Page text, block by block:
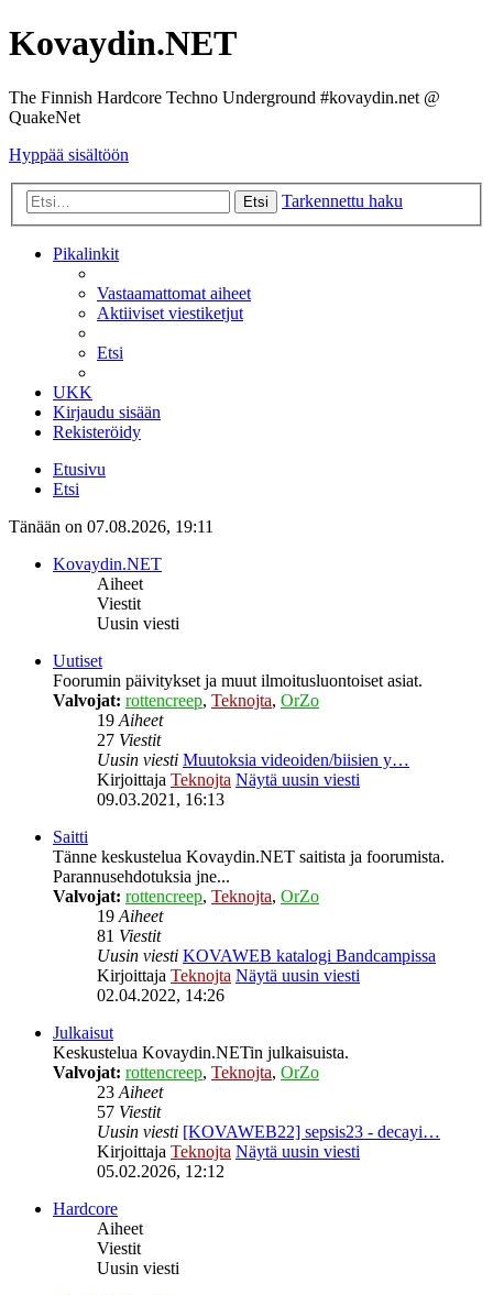
Kovaydin.NET
The Finnish Hardcore Techno Underground #kovaydin.net @
QuakeNet
Hyppää sisältöön
Etsi Tarkennettu haku
Pikalinkit
Vastaamattomat aiheet
Aktiiviset viestiketjut
Etsi
UKK
Kirjaudu sisään
Rekisteröidy
Etusivu
Etsi
Tänään on 07.08.2026, 19:11
Kovaydin.NET
Aiheet
Viestit
Uusin viesti
Uutiset
Foorumin päivitykset ja muut ilmoitusluontoiset asiat.
Valvojat: rottencreep, Teknojta, OrZo
19Aiheet
27 Viestit
Uusin viesti Muutoksia videoiden/biisien y…
Kirjoittaja Teknojta Näytä uusin viesti
09.03.2021, 16:13
Saitti
Tänne keskustelua Kovaydin.NET saitista ja foorumista.
Parannusehdotuksia jne...
Valvojat: rottencreep, Teknojta, OrZo
19Aiheet
81 Viestit
Uusin viesti KOVAWEB katalogi Bandcampissa
Kirjoittaja Teknojta Näytä uusin viesti
02.04.2022, 14:26
Julkaisut
Keskustelua Kovaydin.NETin julkaisuista.
Valvojat: rottencreep, Teknojta, OrZo
23Aiheet
57 Viestit
Uusin viesti [KOVAWEB22] sepsis23 - decayi…
Kirjoittaja Teknojta Näytä uusin viesti
05.02.2026, 12:12
Hardcore
Aiheet
Viestit
Uusin viesti